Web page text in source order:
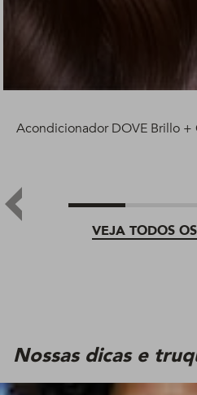
VEJA TODOS
Acondicionador DOVE Brillo
Nossas dicas e